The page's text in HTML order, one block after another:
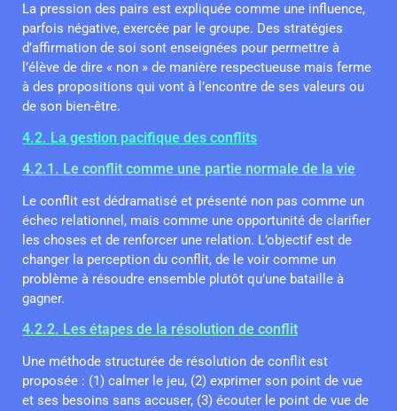
La pression des pairs est expliquée comme une influence,
parfois négative, exercée par le groupe. Des stratégies
d’affirmation de soi sont enseignées pour permettre à
l’élève de dire « non » de manière respectueuse mais ferme
à des propositions qui vont à l’encontre de ses valeurs ou
de son bien-être.
4.2. La gestion pacifique des conflits
4.2.1. Le conflit comme une partie normale de la vie
Le conflit est dédramatisé et présenté non pas comme un
échec relationnel, mais comme une opportunité de clarifier
les choses et de renforcer une relation. L’objectif est de
changer la perception du conflit, de le voir comme un
problème à résoudre ensemble plutôt qu’une bataille à
gagner.
4.2.2. Les étapes de la résolution de conflit
Une méthode structurée de résolution de conflit est
proposée : (1) calmer le jeu, (2) exprimer son point de vue
et ses besoins sans accuser, (3) écouter le point de vue de